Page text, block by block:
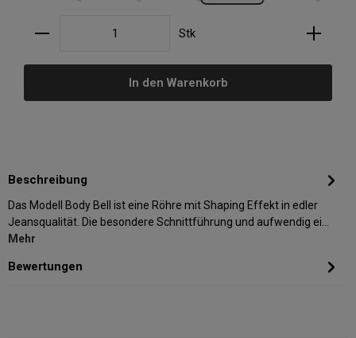
Produkt Anzahl: Gib den gewünschten Wert ein
Stk
In den Warenkorb
Beschreibung
Das Modell Body Bell ist eine Röhre mit Shaping Effekt in edler
Jeansqualität. Die besondere Schnittführung und aufwendig ei…
Mehr
Bewertungen